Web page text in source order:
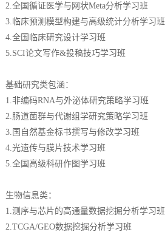
2.全国循证医学与网状Meta分析学习班
3.临床预测模型构建与高级统计分析学习班
4.全国临床研究设计学习班
5.SCI论文写作&投稿技巧学习班
基础研究类包涵：
1.非编码RNA与外泌体研究策略学习班
2.肠道菌群与代谢组学研究策略学习班
3.国自然基金标书撰写与修改学习班
4.光遗传与膜片技术学习班
5.全国高级科研作图学习班
生物信息类：
1.测序与芯片的高通量数据挖掘分析学习班
2.TCGA/GEO数据挖掘分析学习班